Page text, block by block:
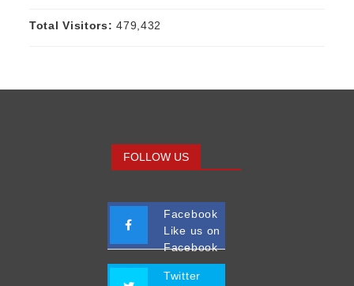
Total Visitors:479,432
FOLLOW US
Facebook
Like us on
Facebook
Twitter